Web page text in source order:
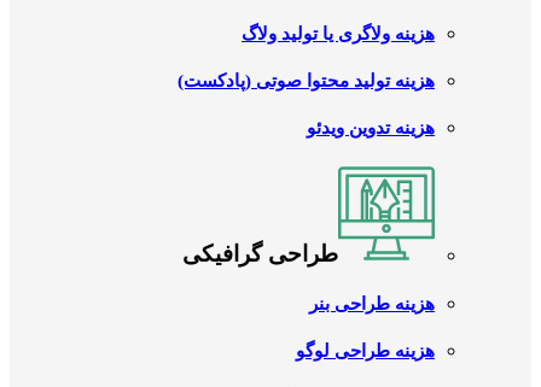
هزینه ولاگری یا تولید ولاگ
هزینه تولید محتوا صوتی (پادکست)
هزینه تدوین ویدئو
طراحی گرافیکی
هزینه طراحی بنر
هزینه طراحی لوگو